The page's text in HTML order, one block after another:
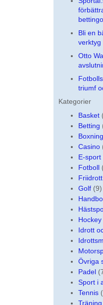
Bli en
verktyg
Otto
triumf
Kategorier
Basket
Betting
Boxning
Casino
E-sport
Fotboll
Friidrott
Golf(9)
Hockey
Idrott
Övriga
Padel
Sport i
Tennis
Träning